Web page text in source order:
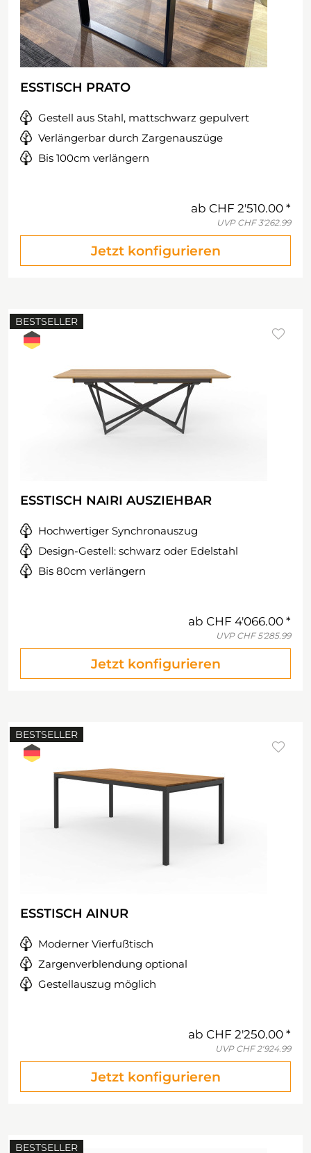
ESSTISCH PRATO
Gestell aus Stahl, mattschwarz gepulvert
Verlängerbar durch Zargenauszüge
Bis 100cm verlängern
ab CHF 2'510.00
UVP CHF 3'262.99
Jetzt konfigurieren
BESTSELLER
ESSTISCH NAIRI AUSZIEHBAR
Hochwertiger Synchronauszug
Design-Gestell: schwarz oder Edelstahl
Bis 80cm verlängern
ab CHF 4'066.00
UVP CHF 5'285.99
Jetzt konfigurieren
BESTSELLER
ESSTISCH AINUR
Moderner Vierfußtisch
Zargenverblendung optional
Gestellauszug möglich
ab CHF 2'250.00
UVP CHF 2'924.99
Jetzt konfigurieren
BESTSELLER